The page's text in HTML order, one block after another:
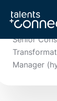
Kai
Senior
Manager